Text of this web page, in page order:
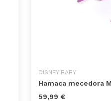
DISNEY BABY
Hamaca mecedora
59,99 €